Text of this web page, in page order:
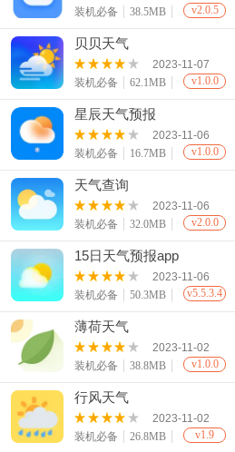
装机必备
38.5MB v2.0.5
贝贝天气
2023-11-07
装机必备
62.1MB v1.0.0
星辰天气预报
2023-11-06
装机必备
16.7MB v1.0.0
天气查询
2023-11-06
装机必备
32.0MB v2.0.0
15日天气预报app
2023-11-06
装机必备
50.3MB v5.5.3.4
薄荷天气
2023-11-02
装机必备
38.8MB v1.0.0
行风天气
2023-11-02
装机必备
26.8MB v1.9